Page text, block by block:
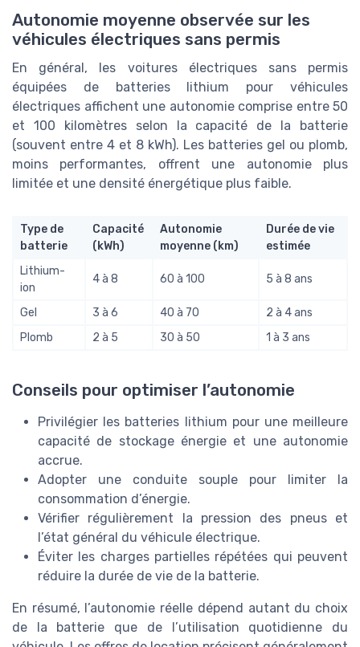
Autonomie moyenne observée sur les
véhicules électriques sans permis
En général, les voitures électriques sans permis
équipées de batteries lithium pour véhicules
électriques affichent une autonomie comprise entre 50
et 100 kilomètres selon la capacité de la batterie
(souvent entre 4 et 8 kWh). Les batteries gel ou plomb,
moins performantes, offrent une autonomie plus
limitée et une densité énergétique plus faible.
Type de
batterie
Capacité
(kWh)
Autonomie
moyenne (km)
Durée de vie
estimée
Lithium-
ion
4 à 8 60 à 100 5 à 8 ans
Gel 3 à 6 40 à 70
2 à 4 ans
Plomb
2 à 5 30 à 50 1 à 3 ans
Conseils pour optimiser l’autonomie
Privilégier les batteries lithium pour une meilleure
capacité de stockage énergie et une autonomie
accrue.
Adopter une conduite souple pour limiter la
consommation d’énergie.
Vérifier régulièrement la pression des pneus et
l’état général du véhicule électrique.
Éviter les charges partielles répétées qui peuvent
réduire la durée de vie de la batterie.
En résumé, l’autonomie réelle dépend autant du choix
de la batterie que de l’utilisation quotidienne du